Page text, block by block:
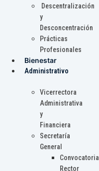
Descentralización
y
Desconcentración
Prácticas
Profesionales
Bienestar
Administrativo
Vicerrectora
Administrativa
y
Financiera
Secretaría
General
Convocatoria
Rector